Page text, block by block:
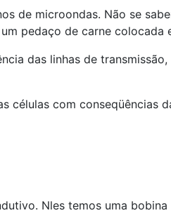
de microondas. Não se
pedaço de carne colocada
das linhas de
com conseqüências
Nles temos uma